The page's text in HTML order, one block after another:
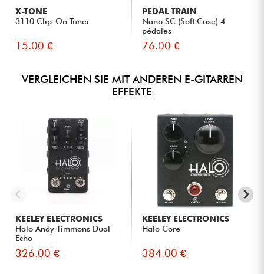
X-TONE
3110 Clip-On Tuner
15.00 €
PEDAL TRAIN
Nano SC (Soft Case) 4
pédales
76.00 €
VERGLEICHEN SIE MIT ANDEREN E-GITARREN
EFFEKTE
KEELEY ELECTRONICS
Halo Andy Timmons Dual
Echo
326.00 €
KEELEY ELECTRONICS
Halo Core
384.00 €